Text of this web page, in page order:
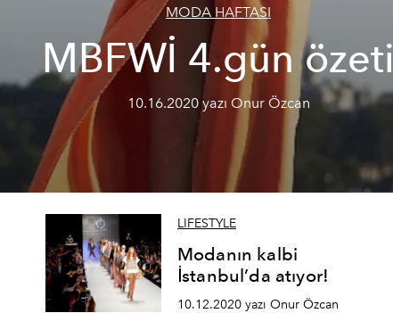
MODA HAFTASI
MBFWİ 4.gün özeti
10.16.2020 yazı Onur Özcan
LIFESTYLE
Modanın kalbi
İstanbul’da atıyor!
10.12.2020 yazı Onur Özcan